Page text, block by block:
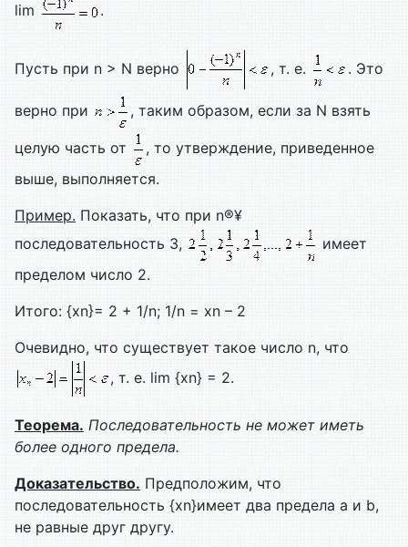
lim
.
Пусть при n > N верно , т. е. . Это
верно при , таким образом, если за N взять
целую часть от
, то утверждение, приведенное
выше, выполняется.
Пример. Показать, что при n®¥
последовательность 3,
имеет
пределом число 2.
Итого: {xn}= 2 + 1/n; 1/n = xn – 2
Очевидно, что существует такое число n, что
, т. е. lim {xn} = 2.
Теорема. Последовательность не может иметь
более одного предела.
Доказательство. Предположим, что
последовательность {xn}имеет два предела a и b,
не равные друг другу.